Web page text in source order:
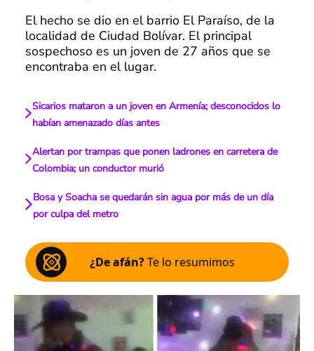
El hecho se dio en el barrio El Paraíso, de la
localidad de Ciudad Bolívar. El principal
sospechoso es un joven de 27 años que se
encontraba en el lugar.
Sicarios mataron a un joven en Armenía; desconocidos lo
habían amenazado días antes
Alertan por trampas que ponen ladrones en carretera de
Colombia; un conductor murió
Bosa y Soacha se quedarán sin agua por más de un día
por culpa del metro
¿De afán?Te lo resumimos